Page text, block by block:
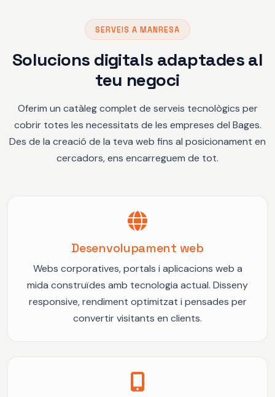
SERVEIS A MANRESA
Solucions digitals adaptades al
teu negoci
Oferim un catàleg complet de serveis tecnològics per
cobrir totes les necessitats de les empreses del Bages.
Des de la creació de la teva web fins al posicionament en
cercadors, ens encarreguem de tot.
Desenvolupament web
Webs corporatives, portals i aplicacions web a
mida construïdes amb tecnologia actual. Disseny
responsive, rendiment optimitzat i pensades per
convertir visitants en clients.